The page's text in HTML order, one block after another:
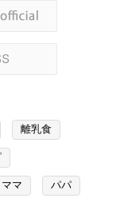
離乳食
マ パパ